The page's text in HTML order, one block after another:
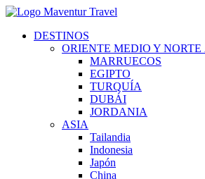
DESTINOS
ORIENTE MEDIO Y NORTE
MARRUECOS
EGIPTO
TURQUÍA
DUBÁI
JORDANIA
ASIA
Tailandia
Indonesia
Japón
China